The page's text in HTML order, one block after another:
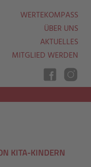
WERTEKOMPASS
ÜBER UNS
AKTUELLES
MITGLIED WERDEN
KITA-KINDERN